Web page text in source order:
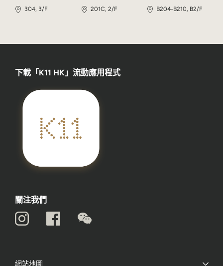
304, 3/F 201C, 2/F B204-B210, B2/F
下載「K11 HK」流動應用程式
關注我們
網站地圖